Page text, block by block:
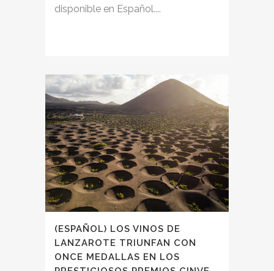
disponible en Español....
(ESPAÑOL) LOS VINOS DE
LANZAROTE TRIUNFAN CON
ONCE MEDALLAS EN LOS